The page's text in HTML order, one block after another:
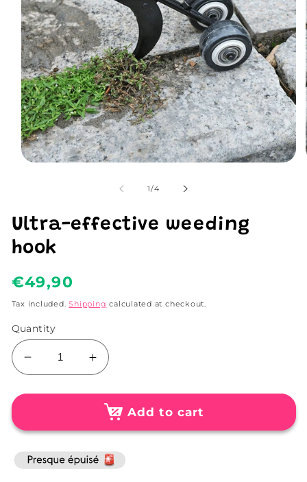
1/of
4
Ultra-effective weeding
hook
Regular
price
€49,90
Tax included.Shipping calculated at checkout.
Quantity
Decrease
quantity
for
effective
hook
Increase
quantity
for
Ultra-
effective
hook
Add to cart